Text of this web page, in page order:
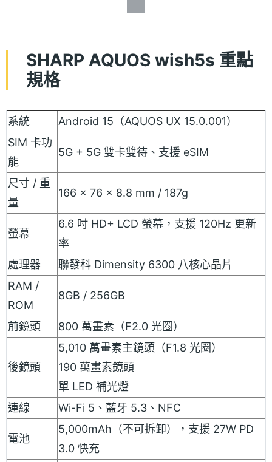
SHARP AQUOS wish5s 重點
規格
系統
Android 15（AQUOS UX 15.0.001）
SIM 卡功
能
5G + 5G 雙卡雙待、支援 eSIM
尺寸 / 重
量
166 × 76 × 8.8 mm / 187g
螢幕
6.6 吋 HD+ LCD 螢幕，支援 120Hz 更新
率
處理器
聯發科 Dimensity 6300 八核心晶片
RAM /
ROM
8GB / 256GB
前鏡頭 800 萬畫素（F2.0 光圈）
後鏡頭
5,010 萬畫素主鏡頭（F1.8 光圈）
190 萬畫素鏡頭
單 LED 補光燈
連線
Wi-Fi 5、藍牙 5.3、NFC
電池
5,000mAh（不可拆卸），支援 27W PD
3.0 快充